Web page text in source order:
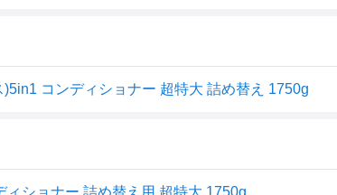
コンディショナー 超特大 詰め替え 1750g
ィショナー 詰め替え用 超特大 1750g